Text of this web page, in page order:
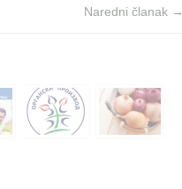
Naredni članak →